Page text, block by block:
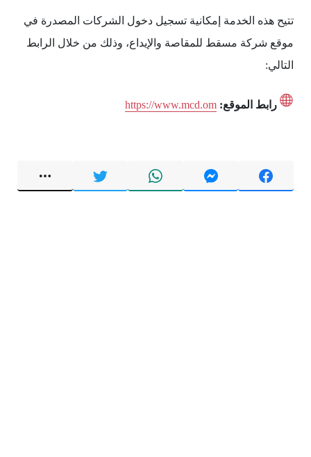
تتيح هذه الخدمة إمكانية تسجيل دخول الشركات المصدرة في
موقع شركة مسقط للمقاصة والإيداع، وذلك من خلال الرابط
التالي:
رابط الموقع: https://www.mcd.om